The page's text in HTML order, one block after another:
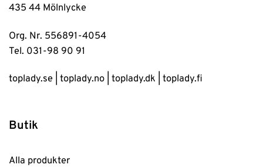
435 44 Mölnlycke
Org. Nr. 556891-4054
Tel. 031-98 90 91
toplady.se toplady.no toplady.dk toplady.fi
Butik
Alla produkter